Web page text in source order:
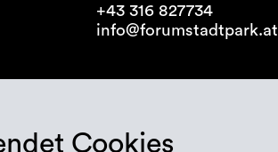
+43 316 827734
info@forumstadtpark.at
Cookies